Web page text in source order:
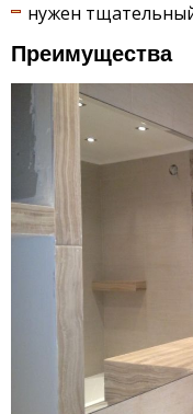
нужен
Преимущества